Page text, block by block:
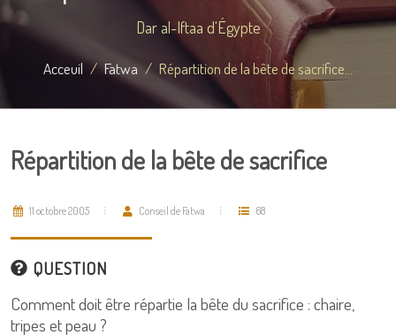
Dar al-Iftaa d'Égypte
Acceuil Fatwa Répartition de la bête de sacrifice...
Répartition de la bête de sacrifice
11 octobre 2005 Conseil de Fatwa 68
QUESTION
Comment doit être répartie la bête du sacrifice : chaire,
tripes et peau ?